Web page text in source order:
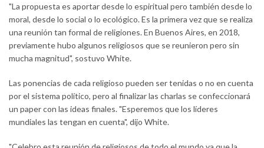
"La propuesta es aportar desde lo espiritual pero también desde lo
moral, desde lo social o lo ecológico. Es la primera vez que se realiza
una reunión tan formal de religiones. En Buenos Aires, en 2018,
previamente hubo algunos religiosos que se reunieron pero sin
mucha magnitud", sostuvo White.
Las ponencias de cada religioso pueden ser tenidas o no en cuenta
por el sistema político, pero al finalizar las charlas se confeccionará
un paper con las ideas finales. "Esperemos que los líderes
mundiales las tengan en cuenta", dijo White.